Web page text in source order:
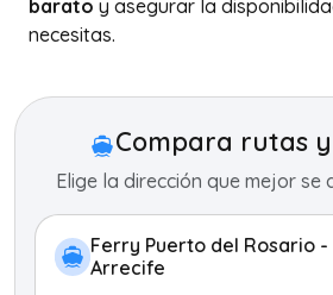
barato y asegurar la
necesitas.
+
Compara rutas
Elige la dirección que mejor
Ferry Puerto del Rosario -
Arrecife